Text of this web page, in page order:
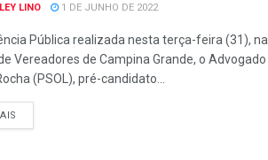
LINO 1 DE JUNHO DE 2022
Pública realizada nesta terça-feira (31), na
Vereadores de Campina Grande, o Advogado
(PSOL), pré-candidato...